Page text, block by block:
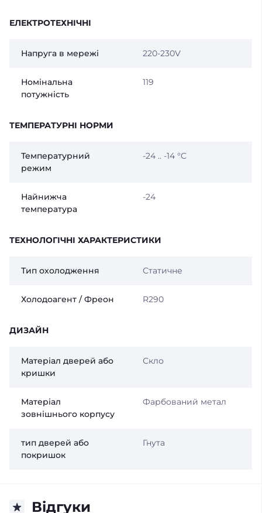
ЕЛЕКТРОТЕХНІЧНІ
Напруга в мережі 220-230V
Номінальна
потужність
119
ТЕМПЕРАТУРНІ НОРМИ
Температурний
режим
-24 .. -14 °C
Найнижча
температура
-24
ТЕХНОЛОГІЧНІ ХАРАКТЕРИСТИКИ
Тип охолодження Статичне
Холодоагент / Фреон R290
ДИЗАЙН
Матеріал дверей або
кришки
Скло
Матеріал
зовнішнього корпусу
Фарбований метал
тип дверей або
покришок
Гнута
Відгуки